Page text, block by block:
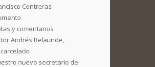
Contreras
y comentarios
Andrés Belaunde,
nuevo secretario de